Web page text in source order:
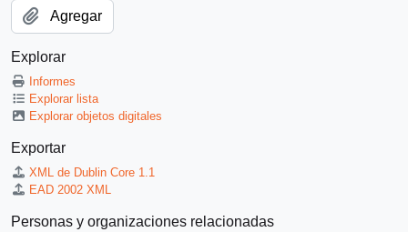
Agregar
Explorar
Informes
Explorar lista
Explorar objetos digitales
Exportar
XML de Dublin Core 1.1
EAD 2002 XML
Personas y organizaciones relacionadas